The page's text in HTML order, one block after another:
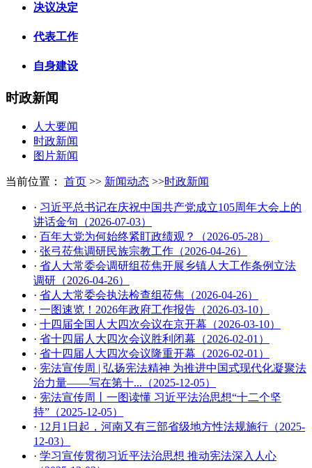
决议决定
代表工作
自身建设
时政新闻
人大要闻
时政新闻
图片新闻
当前位置： 首页 >> 新闻动态 >>时政新闻
· 习近平总书记在庆祝中国共产党成立105周年大会上的
讲话金句（2026-07-03）
· 百年大党为何始终紧盯政绩观？（2026-05-28）
· 张弓莅焦调研民族宗教工作（2026-04-26）
· 省人大常委会调研组莅焦开展乡镇人大工作条例立法
调研（2026-04-26）
· 省人大常委会执法检查组莅焦（2026-04-26）
· 一图速览！2026年政府工作报告（2026-03-10）
· 十四届全国人大四次会议在京开幕（2026-03-10）
· 省十四届人大四次会议胜利闭幕（2026-02-01）
· 省十四届人大四次会议隆重开幕（2026-02-01）
· 宪法宣传周 | 弘扬宪法精神 为推进中国式现代化凝聚法
治力量——写在第十...（2025-12-05）
· 宪法宣传周丨一图读懂 习近平法治思想“十二个坚
持”（2025-12-05）
· 12月1日起，河南又有三部省级地方性法规施行（2025-
12-03）
· 学习宣传贯彻习近平法治思想 推动宪法深入人心